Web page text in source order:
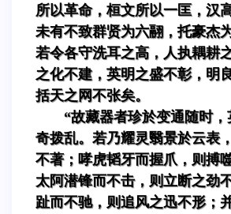
所以革命，桓文所以一匡，汉
未有不致群贤为六翮，托豪杰
若令各守洗耳之高，人执耦耕
之化不建，英明之盛不彰，明
括天之网不张矣。
“故藏器者珍於变通随时
奇拨乱。若乃耀灵翳景於云表
不著；哮虎韬牙而握爪，则搏
太阿潜锋而不击，则立断之劲
趾而不驰，则追风之迅不形；